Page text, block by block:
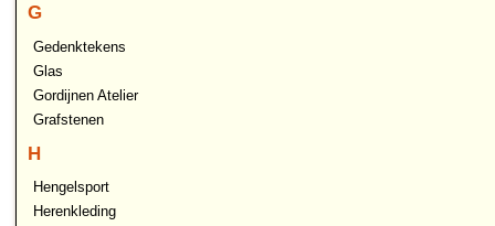
G
Gedenktekens
Glas
Gordijnen Atelier
Grafstenen
H
Hengelsport
Herenkleding